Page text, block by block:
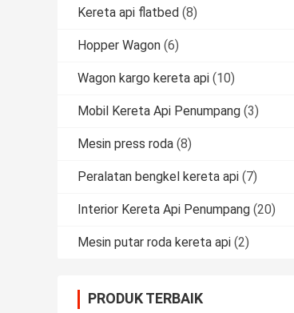
Kereta api flatbed (8)
Hopper Wagon (6)
Wagon kargo kereta api (10)
Mobil Kereta Api Penumpang (3)
Mesin press roda (8)
Peralatan bengkel kereta api (7)
Interior Kereta Api Penumpang (20)
Mesin putar roda kereta api (2)
PRODUK TERBAIK